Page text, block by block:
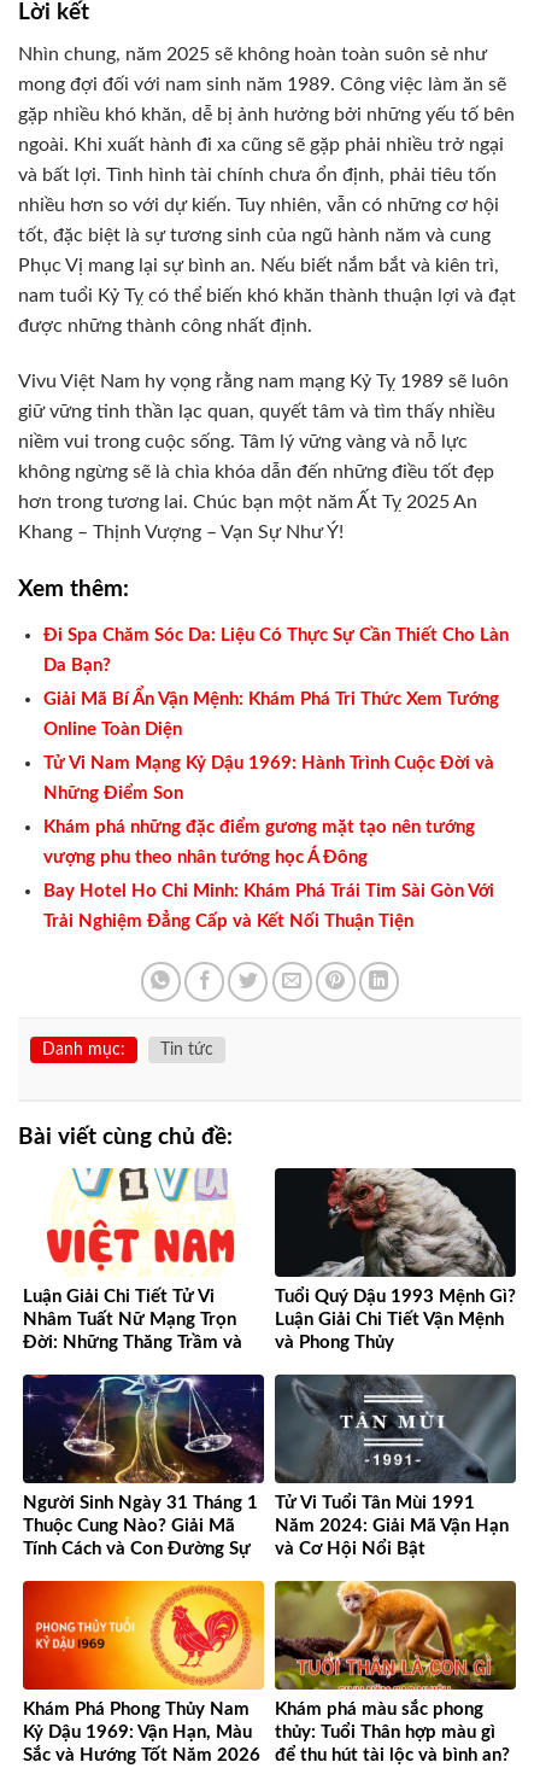
Lời kết
Nhìn chung, năm 2025 sẽ không hoàn toàn suôn sẻ như
mong đợi đối với nam sinh năm 1989. Công việc làm ăn sẽ
gặp nhiều khó khăn, dễ bị ảnh hưởng bởi những yếu tố bên
ngoài. Khi xuất hành đi xa cũng sẽ gặp phải nhiều trở ngại
và bất lợi. Tình hình tài chính chưa ổn định, phải tiêu tốn
nhiều hơn so với dự kiến. Tuy nhiên, vẫn có những cơ hội
tốt, đặc biệt là sự tương sinh của ngũ hành năm và cung
Phục Vị mang lại sự bình an. Nếu biết nắm bắt và kiên trì,
nam tuổi Kỷ Tỵ có thể biến khó khăn thành thuận lợi và đạt
được những thành công nhất định.
Vivu Việt Nam hy vọng rằng nam mạng Kỷ Tỵ 1989 sẽ luôn
giữ vững tinh thần lạc quan, quyết tâm và tìm thấy nhiều
niềm vui trong cuộc sống. Tâm lý vững vàng và nỗ lực
không ngừng sẽ là chìa khóa dẫn đến những điều tốt đẹp
hơn trong tương lai. Chúc bạn một năm Ất Tỵ 2025 An
Khang – Thịnh Vượng – Vạn Sự Như Ý!
Xem thêm:
Đi Spa Chăm Sóc Da: Liệu Có Thực Sự Cần Thiết Cho Làn
Da Bạn?
Giải Mã Bí Ẩn Vận Mệnh: Khám Phá Tri Thức Xem Tướng
Online Toàn Diện
Tử Vi Nam Mạng Kỷ Dậu 1969: Hành Trình Cuộc Đời và
Những Điểm Son
Khám phá những đặc điểm gương mặt tạo nên tướng
vượng phu theo nhân tướng học Á Đông
Bay Hotel Ho Chi Minh: Khám Phá Trái Tim Sài Gòn Với
Trải Nghiệm Đẳng Cấp và Kết Nối Thuận Tiện
Danh mục: Tin tức
Bài viết cùng chủ đề:
Luận Giải Chi Tiết Tử Vi
Nhâm Tuất Nữ Mạng Trọn
Đời: Những Thăng Trầm và
Tuổi Quý Dậu 1993 Mệnh Gì?
Luận Giải Chi Tiết Vận Mệnh
và Phong Thủy
Người Sinh Ngày 31 Tháng 1
Thuộc Cung Nào? Giải Mã
Tính Cách và Con Đường Sự
Tử Vi Tuổi Tân Mùi 1991
Năm 2024: Giải Mã Vận Hạn
và Cơ Hội Nổi Bật
Khám Phá Phong Thủy Nam
Kỷ Dậu 1969: Vận Hạn, Màu
Sắc và Hướng Tốt Năm 2026
Khám phá màu sắc phong
thủy: Tuổi Thân hợp màu gì
để thu hút tài lộc và bình an?